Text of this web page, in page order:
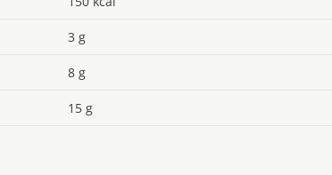
3 g
8 g
15 g